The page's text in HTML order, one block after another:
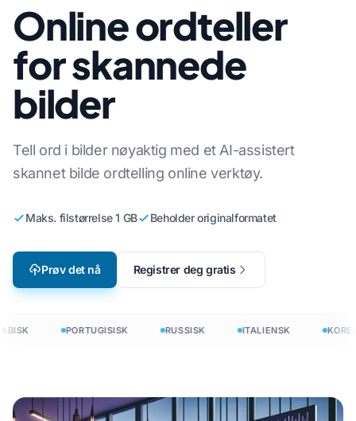
Online ordteller
for skannede
bilder
Tell ord i bilder nøyaktig med et AI-assistert
skannet bilde ordtelling online verktøy.
Maks. filstørrelse 1 GB Beholder originalformatet
Prøv det nå Registrer deg gratis
PORTUGISISK RUSSISK ITALIENSK